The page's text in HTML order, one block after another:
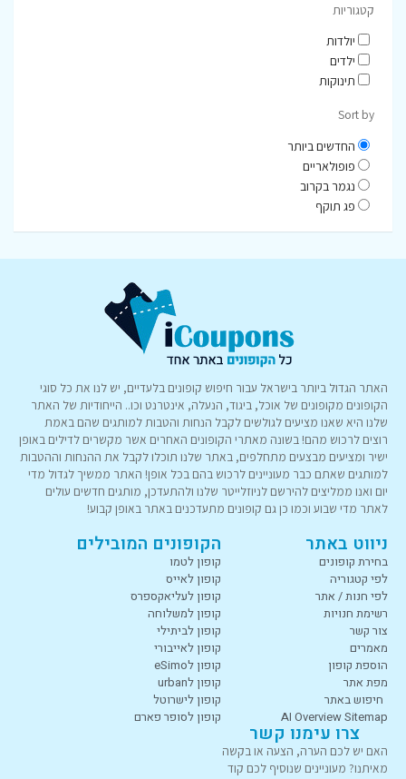
קטגוריות
יולדות
ילדים
תינוקות
Sort by
החדשים ביותר
פופולאריים
נגמר בקרוב
פג תוקף
האתר הגדול ביותר בישראל עבור חיפוש קופונים בלעדיים, יש לנו את כל סוגי
הקופונים מקופונים של אוכל, ביגוד, הנעלה, אינטרנט וכו.. הייחודיות של האתר
שלנו היא שאנו מציעים לגולשים לקבל הנחות והטבות למותגים שהם באמת
רוצים לרכוש מהם! בשונה מאתרי הקופונים האחרים אשר מקשרים לדילים באופן
ישיר ומציעים מבצעים מתחלפים, באתר שלנו תוכלו לקבל את ההנחות וההטבות
למותגים שאתם כבר מעוניינים לרכוש בהם בכל אופן! האתר ממשיך לגדול מדי
יום ואנו ממליצים להירשם לניוזלייטר שלנו ולהתעדכן, מותגים חדשים עולים
לאתר מדי שבוע וכמו כן גם קופונים מתעדכנים באתר באופן קבוע!
ניווט באתר
בחירת קופונים
לפי קטגוריה
לפי חנות / אתר
רשימת חנויות
צור קשר
מאמרים
הוספת קופון
מפת אתר
חיפוש באתר
AI Overview Sitemap
הקופונים המובילים
קופון לטמו
קופון לאייס
קופון לעליאקספרס
קופון למשלוחה
קופון לביתילי
קופון לאייבורי
קופון לeSimo
קופון לurban
קופון לישרוטל
קופון לסופר פארם
צרו עימנו קשר
האם יש לכם הערה, הצעה או בקשה
מאיתנו? מעוניינים שנוסיף לכם קוד